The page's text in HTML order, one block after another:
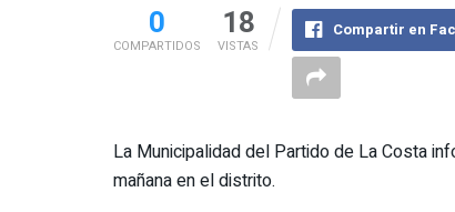
0
COMPARTIDOS
18
VISTAS
Compartir en
La Municipalidad del Partido de La Costa
mañana en el distrito.